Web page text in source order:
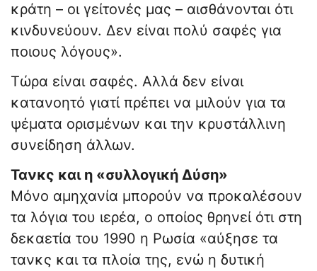
κράτη – οι γείτονές μας – αισθάνονται ότι
κινδυνεύουν. Δεν είναι πολύ σαφές για
ποιους λόγους».
Τώρα είναι σαφές. Αλλά δεν είναι
κατανοητό γιατί πρέπει να μιλούν για τα
ψέματα ορισμένων και την κρυστάλλινη
συνείδηση άλλων.
Τανκς και η «συλλογική Δύση»
Μόνο αμηχανία μπορούν να προκαλέσουν
τα λόγια του ιερέα, ο οποίος θρηνεί ότι στη
δεκαετία του 1990 η Ρωσία «αύξησε τα
τανκς και τα πλοία της, ενώ η δυτική